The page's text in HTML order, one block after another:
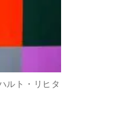
ルト・リヒタ